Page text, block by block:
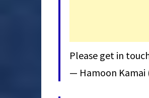
Please get in
— Hamoon Kamai